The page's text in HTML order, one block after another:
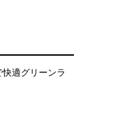
適グリーンラ